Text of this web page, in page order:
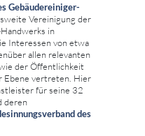
Gebäudereiniger-
Vereinigung der
in
Interessen von etwa
allen relevanten
der Öffentlichkeit
Ebene vertreten. Hier
für seine 32
deren
des